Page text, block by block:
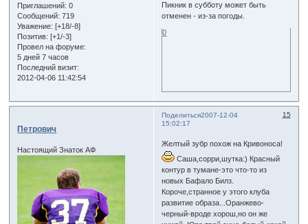
Приглашений: 0
Сообщений: 719
Уважение: [+18/-8]
Позитив: [+1/-3]
Провел на форуме:
5 дней 7 часов
Последний визит:
2012-04-06 11:42:54
Пикник в субботу может быть
отменен - из-за погоды.
0
Поделиться 15
2007-12-04
15:02:17
Петрович
Настоящий Знаток АФ
Желтый зубр похож на Кривоноса!
Саша,сорри,шутка:) Красный
контур в тумане-это что-то из
новых Бафало Билз.
Короче,странное у этого клуба
развитие образа...Оранжево-
черный-вроде хорош,но он же